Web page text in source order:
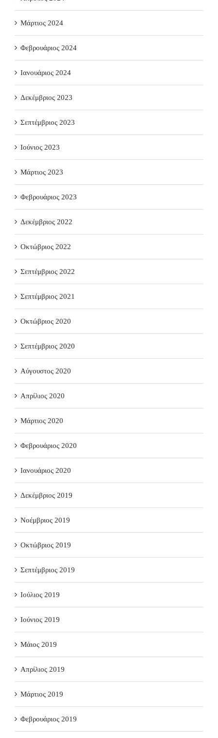
Μάρτιος 2024
Φεβρουάριος 2024
Ιανουάριος 2024
Δεκέμβριος 2023
Σεπτέμβριος 2023
Ιούνιος 2023
Μάρτιος 2023
Φεβρουάριος 2023
Δεκέμβριος 2022
Οκτώβριος 2022
Σεπτέμβριος 2022
Σεπτέμβριος 2021
Οκτώβριος 2020
Σεπτέμβριος 2020
Αύγουστος 2020
Απρίλιος 2020
Μάρτιος 2020
Φεβρουάριος 2020
Ιανουάριος 2020
Δεκέμβριος 2019
Νοέμβριος 2019
Οκτώβριος 2019
Σεπτέμβριος 2019
Ιούλιος 2019
Ιούνιος 2019
Μάιος 2019
Απρίλιος 2019
Μάρτιος 2019
Φεβρουάριος 2019